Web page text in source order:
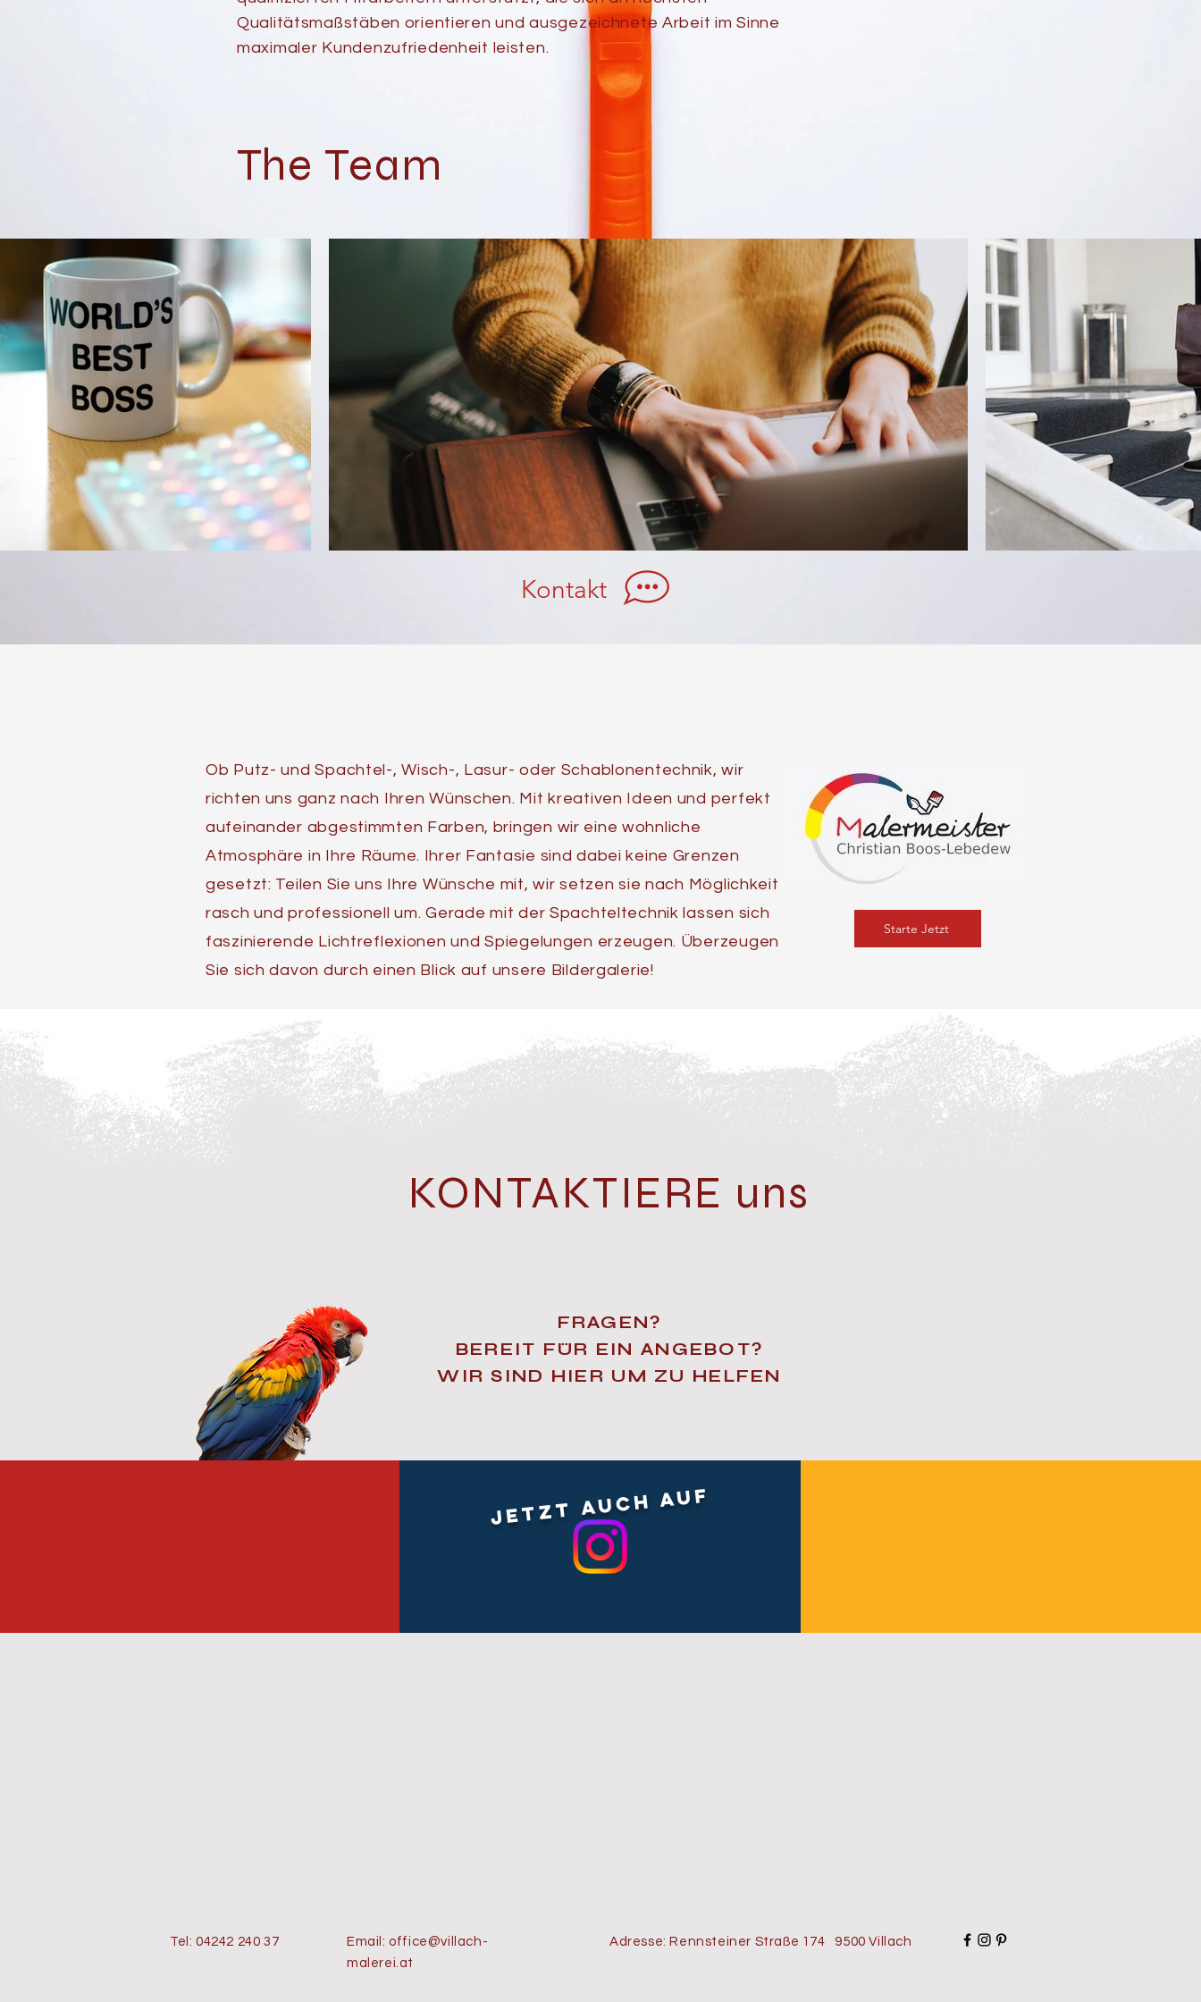
Qualitätsmaßstäben orientieren und ausgezeichnete Arbeit im Sinne
maximaler Kundenzufriedenheit leisten.
The Team
Kontakt
Ob Putz- und Spachtel-, Wisch-, Lasur- oder Schablonentechnik, wir
richten uns ganz nach Ihren Wünschen. Mit kreativen Ideen und perfekt
aufeinander abgestimmten Farben, bringen wir eine wohnliche
Atmosphäre in Ihre Räume. Ihrer Fantasie sind dabei keine Grenzen
gesetzt: Teilen Sie uns Ihre Wünsche mit, wir setzen sie nach Möglichkeit
rasch und professionell um. Gerade mit der Spachteltechnik lassen sich
faszinierende Lichtreflexionen und Spiegelungen erzeugen. Überzeugen
Sie sich davon durch einen Blick auf unsere Bildergalerie!
Starte Jetzt
KONTAKTIERE uns
FRAGEN?
BEREIT FÜR EIN ANGEBOT?
WIR SIND HIER UM ZU HELFEN
jetzt auch auf
Tel: 04242 240 37 Email: office@villach-
malerei.at
Adresse: Rennsteiner Straße 174 9500 Villach